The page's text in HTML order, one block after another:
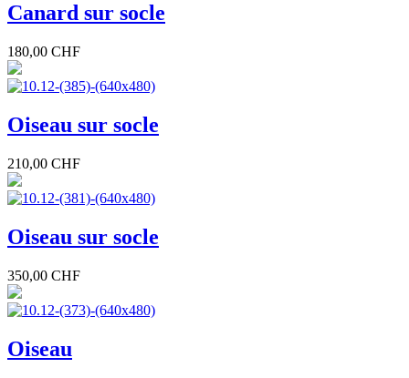
Canard sur socle
180,00 CHF
Oiseau sur socle
210,00 CHF
Oiseau sur socle
350,00 CHF
Oiseau